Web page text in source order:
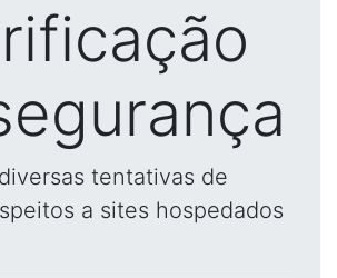
tentativas de
a sites hospedados